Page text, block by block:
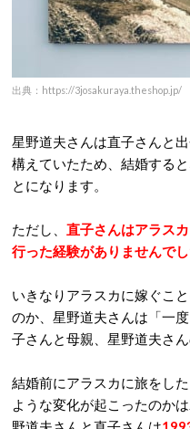
出典：https://3josakuraya.theshop.jp/
星野道夫さんは直子さんと
構えていたため、結婚する
とになります。
ただし、 直子さんはアラス
行った経験がありませんで
いきなりアラスカに嫁ぐこ
のか、星野道夫さんは「一
子さんと母親、星野道夫さ
結婚前にアラスカに旅をし
ような変化が起こったのか